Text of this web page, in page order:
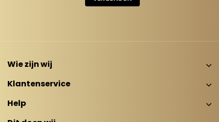
Wie zijn wij
Klantenservice
Help